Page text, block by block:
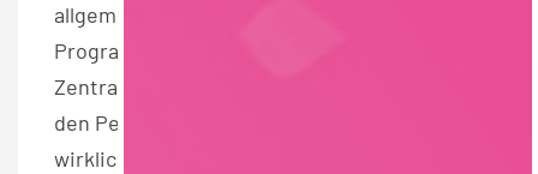
allgemeine Fragen rund um das Trainee-
Programm „EDEKA Aufsteiger“ in der EDEKA-
Zentrale Hamburg und erzählen, worauf es
den Personalern bei einer Bewerbung
wirklich ankommt.